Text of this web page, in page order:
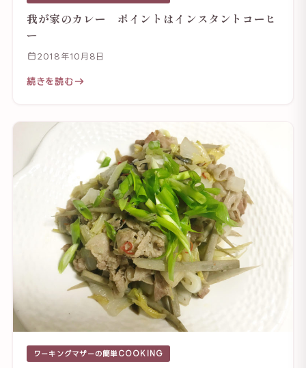
我が家のカレー ポイントはインスタントコーヒ
ー
2018年10月8日
続きを読む
ワーキングマザーの簡単COOKING